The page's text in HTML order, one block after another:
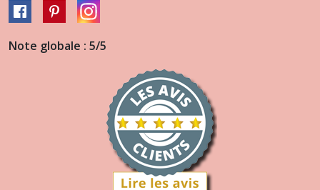
Note globale : 5/5